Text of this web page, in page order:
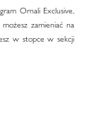
Ornali Exclusive,
zamieniać na
w stopce w sekcji